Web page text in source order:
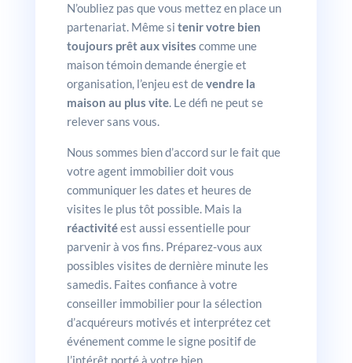
N’oubliez pas que vous mettez en place un
partenariat. Même si tenir votre bien
toujours prêt aux visites comme une
maison témoin demande énergie et
organisation, l’enjeu est devendre la
maison au plus vite. Le défi ne peut se
relever sans vous.
Nous sommes bien d’accord sur le fait que
votre agent immobilier doit vous
communiquer les dates et heures de
visites le plus tôt possible. Mais la
réactivitéest aussi essentielle pour
parvenir à vos fins. Préparez-vous aux
possibles visites de dernière minute les
samedis. Faites confiance à votre
conseiller immobilier pour la sélection
d’acquéreurs motivés et interprétez cet
événement comme le signe positif de